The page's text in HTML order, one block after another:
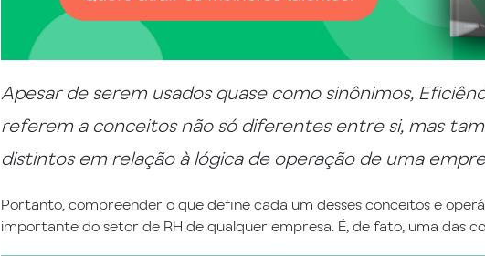
Apesar de serem usados quase como sinônimos,
referem a conceitos não só diferentes entre si, mas
distintos em relação à lógica de operação de uma
Portanto, compreender o que define cada um desses conceitos e
importante do setor de RH de qualquer empresa. É, de fato, uma das